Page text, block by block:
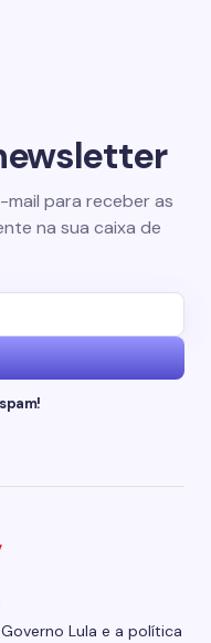
para receber as
na sua caixa de
Lula e a política